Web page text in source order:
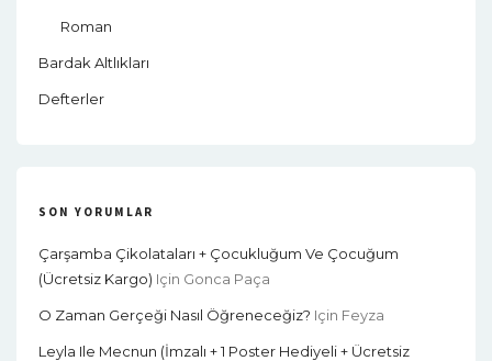
Roman
Bardak Altlıkları
Defterler
SON YORUMLAR
Çarşamba Çikolataları + Çocukluğum Ve Çocuğum
(Ücretsiz Kargo) Için Gonca Paça
O Zaman Gerçeği Nasıl Öğreneceğiz? Için Feyza
Leyla Ile Mecnun (İmzalı + 1 Poster Hediyeli + Ücretsiz